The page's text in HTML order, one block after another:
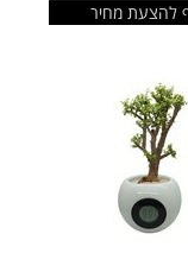
להצעת מחיר